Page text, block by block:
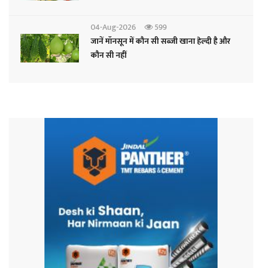
04-Aug-2026
599
जानें मॉनसून में कौन सी सब्जी खाना हेल्दी है और
कौन सी नहीं